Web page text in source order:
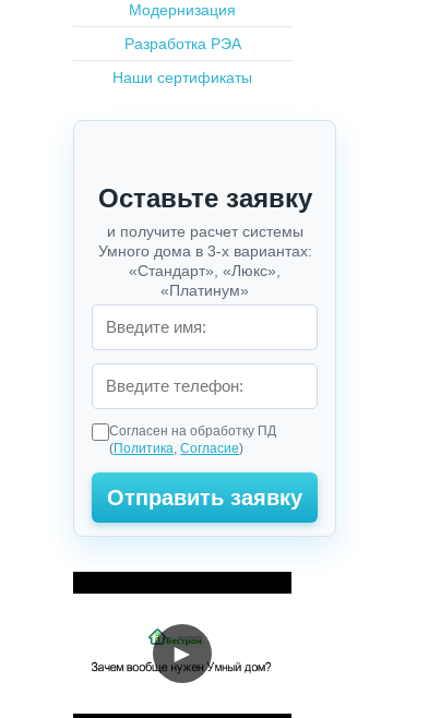
Модернизация
Разработка РЭА
Наши сертификаты
Согласен на обработку ПД
(Политика,Согласие)
►